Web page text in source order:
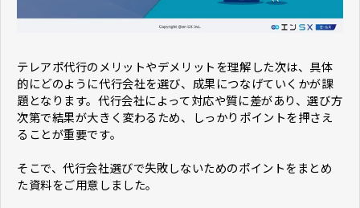
テレアポ代行のメリットやデメリットを理解した次は、具体
的にどのように代行会社を選び、成果につなげていくかが課
題となります。代行会社によって対応や質に差があり、選び方
次第で結果が大きく変わるため、しっかりポイントを押さえ
ることが重要です。
そこで、代行会社選びで失敗しないためのポイントをまとめ
た資料をご用意しました。